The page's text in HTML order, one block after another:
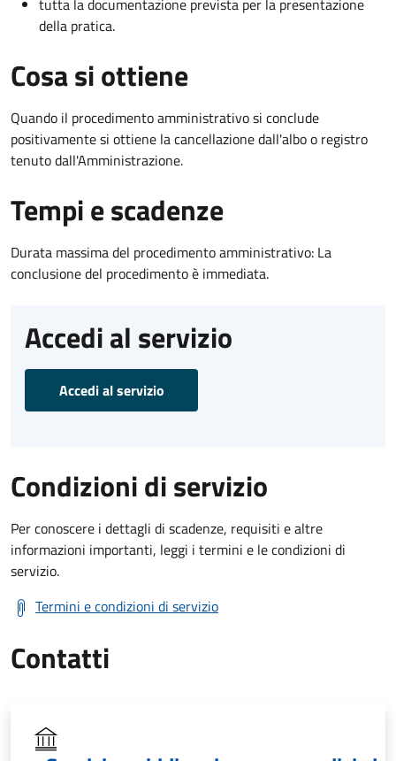
della pratica.
Cosa si ottiene
Quando il procedimento amministrativo si conclude
positivamente si ottiene la cancellazione dall'albo o registro
tenuto dall'Amministrazione.
Tempi e scadenze
Durata massima del procedimento amministrativo: La
conclusione del procedimento è immediata.
Accedi al servizio
Accedi al servizio
Condizioni di servizio
Per conoscere i dettagli di scadenze, requisiti e altre
informazioni importanti, leggi i termini e le condizioni di
servizio.
Termini e condizioni di servizio
Contatti